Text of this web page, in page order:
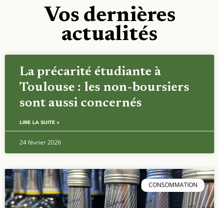
Vos dernières
actualités
La précarité étudiante à
Toulouse : les non-boursiers
sont aussi concernés
LIRE LA SUITE »
24 février 2026
CONSOMMATION